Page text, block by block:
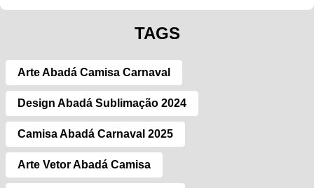
TAGS
Arte Abadá Camisa Carnaval
Design Abadá Sublimação 2024
Camisa Abadá Carnaval 2025
Arte Vetor Abadá Camisa